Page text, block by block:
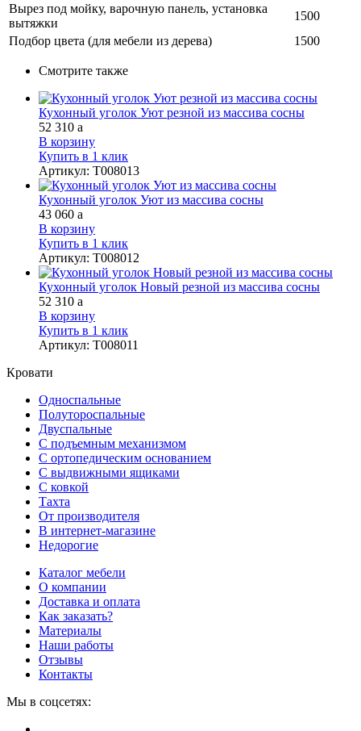
Вырез под мойку, варочную панель, установка
вытяжки
1500
Подбор цвета (для мебели из дерева)
1500
Смотрите также
Кухонный уголок Уют резной из массива сосны
52 310 a
В корзину
Купить в 1 клик
Артикул: Т008013
Кухонный уголок Уют из массива сосны
43 060 a
В корзину
Купить в 1 клик
Артикул: Т008012
Кухонный уголок Новый резной из массива сосны
52 310 a
В корзину
Купить в 1 клик
Артикул: Т008011
Кровати
Односпальные
Полутороспальные
Двуспальные
С подъемным механизмом
С ортопедическим основанием
С выдвижными ящиками
С ковкой
Тахта
От производителя
В интернет-магазине
Недорогие
Каталог мебели
О компании
Доставка и оплата
Как заказать?
Материалы
Наши работы
Отзывы
Контакты
Мы в соцсетях: